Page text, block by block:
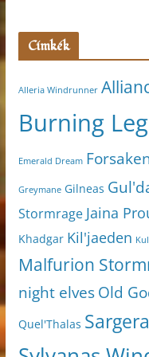
Címkék
Alleria Windrunner
Burning
Emerald Dream
Greymane Gilneas
Stormrage Jaina
Khadgar Kil'jaeden
Malfurion
night elves Old
Quel'Thalas